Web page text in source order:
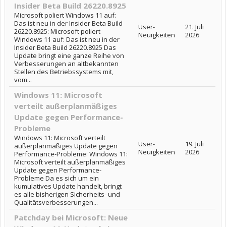
Insider Beta Build 26220.8925
Microsoft poliert Windows 11 auf:
Das ist neu in der Insider Beta Build
26220.8925: Microsoft poliert
Windows 11 auf: Das ist neu in der
Insider Beta Build 26220.8925 Das
Update bringt eine ganze Reihe von
Verbesserungen an altbekannten
Stellen des Betriebssystems mit,
vom...
User-
Neuigkeiten
21. Juli
2026
Windows 11: Microsoft
verteilt außerplanmäßiges
Update gegen Performance-
Probleme
Windows 11: Microsoft verteilt
außerplanmäßiges Update gegen
Performance-Probleme: Windows 11:
Microsoft verteilt außerplanmäßiges
Update gegen Performance-
Probleme Da es sich um ein
kumulatives Update handelt, bringt
es alle bisherigen Sicherheits- und
Qualitätsverbesserungen...
User-
Neuigkeiten
19. Juli
2026
Patchday bei Microsoft: Neue